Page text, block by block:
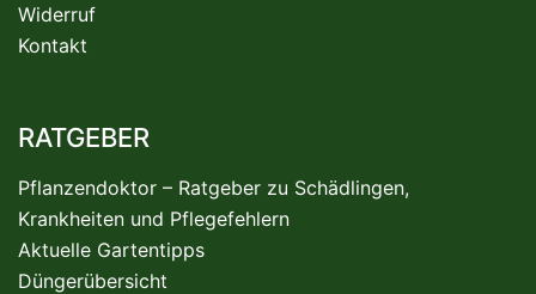
Widerruf
Kontakt
RATGEBER
Pflanzendoktor – Ratgeber zu Schädlingen,
Krankheiten und Pflegefehlern
Aktuelle Gartentipps
Düngerübersicht